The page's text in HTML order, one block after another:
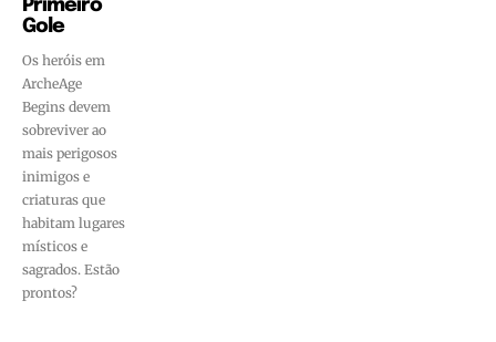
Primeiro
Gole
Os heróis em
ArcheAge
Begins devem
sobreviver ao
mais perigosos
inimigos e
criaturas que
habitam lugares
místicos e
sagrados. Estão
prontos?